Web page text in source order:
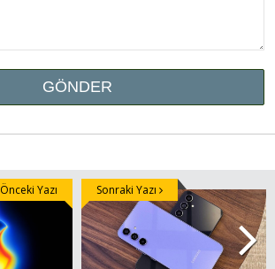
Önceki Yazı Sonraki Yazı